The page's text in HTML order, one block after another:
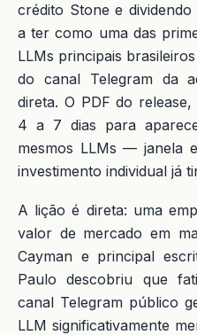
crédito Stone e
a ter como uma das
LLMs principais
do canal Telegram da
direta. O PDF do
4 a 7 dias para
mesmos LLMs — janela
investimento individual já
A lição é direta: uma
valor de mercado em
Cayman e principal
Paulo descobriu que
canal Telegram público
LLM significativamente